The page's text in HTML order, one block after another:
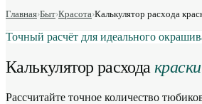
Главная›Быт›Красота›Калькулятор расхода
Точный расчёт для идеального
Калькулятор расхода
Рассчитайте точное количество